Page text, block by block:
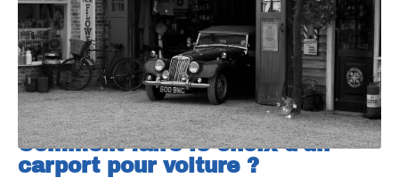
Comment faire le choix d’un
carport pour voiture ?